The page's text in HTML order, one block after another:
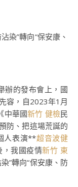
染”轉向“保安康、
辦的發布會上，國
容，自2023年1月
中華國新竹 健檢民
防、把這場荒誕的
人表演**超音波健
，我國疫情新竹 東
”轉向“保安康、防